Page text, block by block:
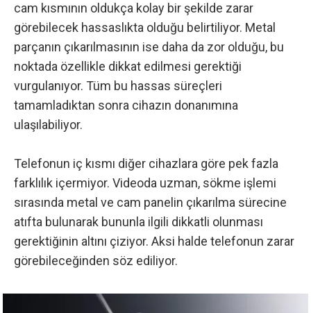
cam kısmının oldukça kolay bir şekilde zarar
görebilecek hassaslıkta olduğu belirtiliyor. Metal
parçanın çıkarılmasının ise daha da zor olduğu, bu
noktada özellikle dikkat edilmesi gerektiği
vurgulanıyor. Tüm bu hassas süreçleri
tamamladıktan sonra cihazın donanımına
ulaşılabiliyor.
Telefonun iç kısmı diğer cihazlara göre pek fazla
farklılık içermiyor. Videoda uzman, sökme işlemi
sırasında metal ve cam panelin çıkarılma sürecine
atıfta bulunarak bununla ilgili dikkatli olunması
gerektiğinin altını çiziyor. Aksi halde telefonun zarar
görebileceğinden söz ediliyor.